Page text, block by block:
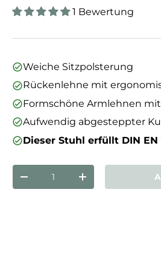
1 Bewertung
Weiche Sitzpolsterung
Rückenlehne mit
Formschöne Armlehnen
Aufwendig abgesteppter
Dieser Stuhl erfüllt DIN EN
Anzahl
Menge verringernMenge erhöhen